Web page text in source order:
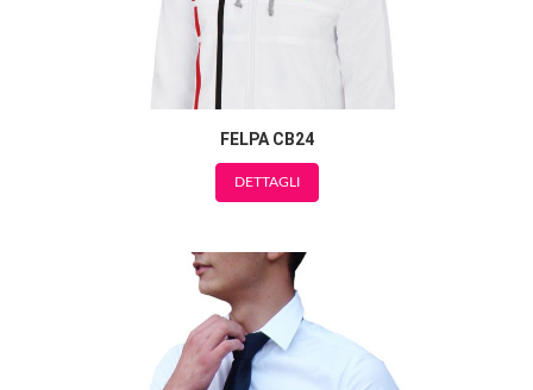
FELPA CB24
DETTAGLI